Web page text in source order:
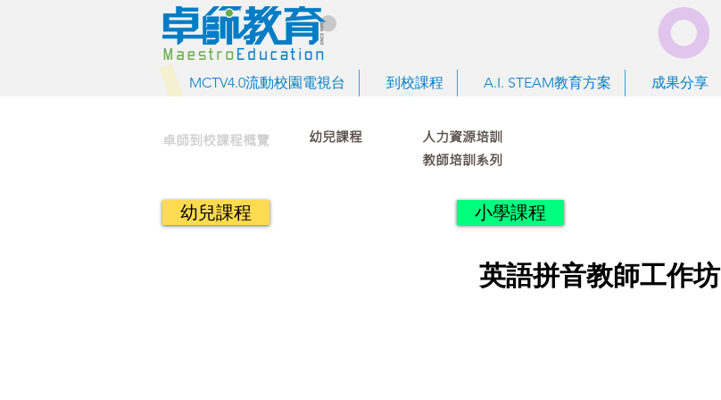
MCTV4.0流動校園電視台 到校課程 A.I. STEAM教育方案 成果分享
卓師到校課程概覽
幼兒課程
教師培訓系列
人力資源培訓
幼兒課程 小學課程
英語拼音教師工作坊